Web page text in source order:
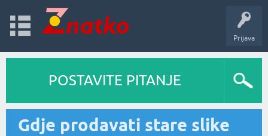
Prijava
POSTAVITE PITANJE
Gdje prodavati stare slike